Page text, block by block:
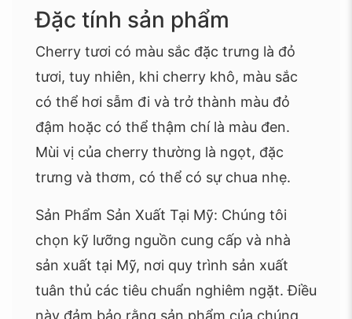
Đặc tính sản phẩm
Cherry tươi có màu sắc đặc trưng là đỏ
tươi, tuy nhiên, khi cherry khô, màu sắc
có thể hơi sẫm đi và trở thành màu đỏ
đậm hoặc có thể thậm chí là màu đen.
Mùi vị của cherry thường là ngọt, đặc
trưng và thơm, có thể có sự chua nhẹ.
Sản Phẩm Sản Xuất Tại Mỹ: Chúng tôi
chọn kỹ lưỡng nguồn cung cấp và nhà
sản xuất tại Mỹ, nơi quy trình sản xuất
tuân thủ các tiêu chuẩn nghiêm ngặt. Điều
này đảm bảo rằng sản phẩm của chúng